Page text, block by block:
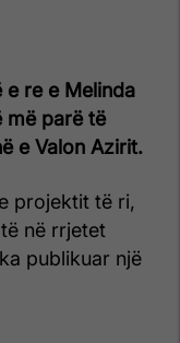
e re e Melinda
më parë të
e Valon Azirit.
projektit të ri,
në rrjetet
publikuar një